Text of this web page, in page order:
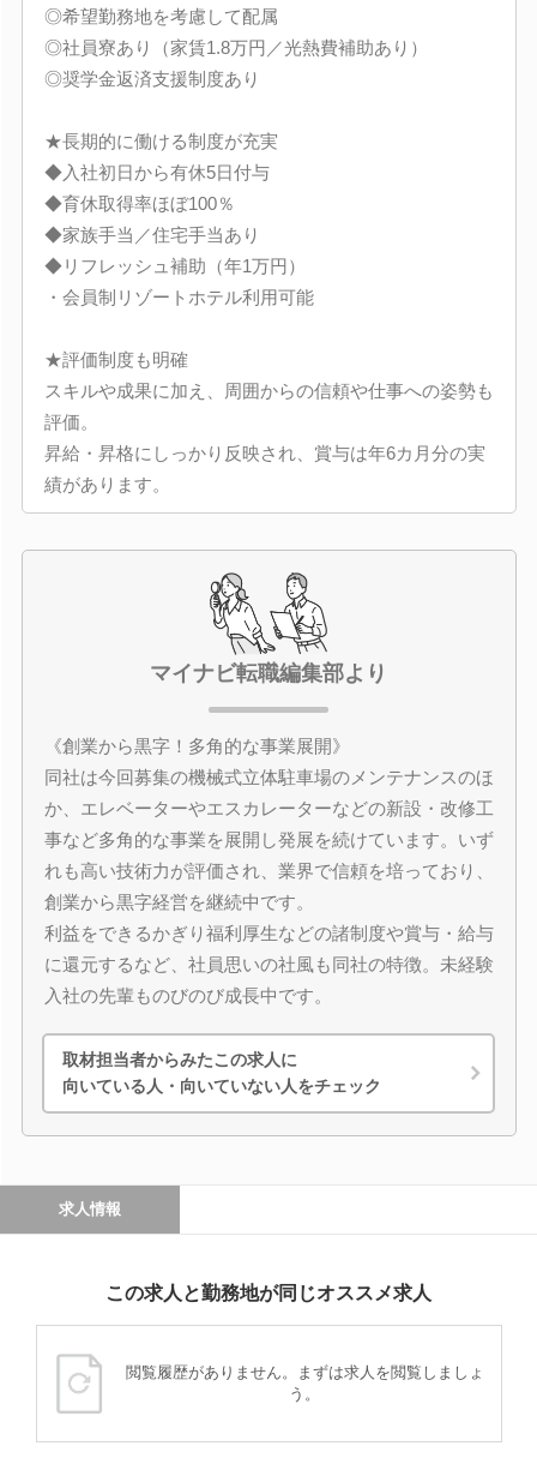
◎希望勤務地を考慮して配属
◎社員寮あり（家賃1.8万円／光熱費補助あり）
◎奨学金返済支援制度あり
★長期的に働ける制度が充実
◆入社初日から有休5日付与
◆育休取得率ほぼ100％
◆家族手当／住宅手当あり
◆リフレッシュ補助（年1万円）
・会員制リゾートホテル利用可能
★評価制度も明確
スキルや成果に加え、周囲からの信頼や仕事への姿勢も
評価。
昇給・昇格にしっかり反映され、賞与は年6カ月分の実
績があります。
マイナビ転職編集部より
《創業から黒字！多角的な事業展開》
同社は今回募集の機械式立体駐車場のメンテナンスのほ
か、エレベーターやエスカレーターなどの新設・改修工
事など多角的な事業を展開し発展を続けています。いず
れも高い技術力が評価され、業界で信頼を培っており、
創業から黒字経営を継続中です。
利益をできるかぎり福利厚生などの諸制度や賞与・給与
に還元するなど、社員思いの社風も同社の特徴。未経験
入社の先輩ものびのび成長中です。
取材担当者からみたこの求人に
向いている人・向いていない人をチェック
求人情報
この求人と勤務地が同じオススメ求人
閲覧履歴がありません。まずは求人を閲覧しましょ
う。